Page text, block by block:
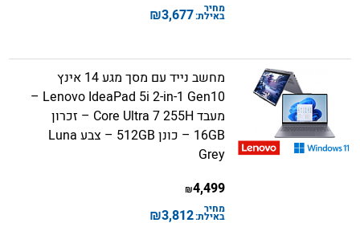
מחיר
באילת:3,677
₪
מחשב נייד עם מסך מגע 14 אינץ
Lenovo IdeaPad 5i 2-in-1 Gen10 –
מעבד Core Ultra 7 255H – זכרון
16GB – כונן 512GB – צבע Luna
Grey
4,499
₪
מחיר
באילת:3,812
₪